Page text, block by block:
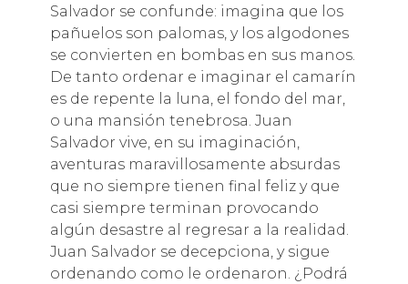
Salvador se confunde: imagina que los
pañuelos son palomas, y los algodones
se convierten en bombas en sus manos.
De tanto ordenar e imaginar el camarín
es de repente la luna, el fondo del mar,
o una mansión tenebrosa. Juan
Salvador vive, en su imaginación,
aventuras maravillosamente absurdas
que no siempre tienen final feliz y que
casi siempre terminan provocando
algún desastre al regresar a la realidad.
Juan Salvador se decepciona, y sigue
ordenando como le ordenaron. ¿Podrá